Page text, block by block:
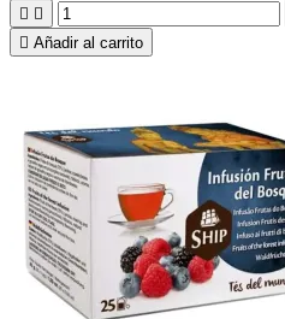
 
 Añadir al carrito